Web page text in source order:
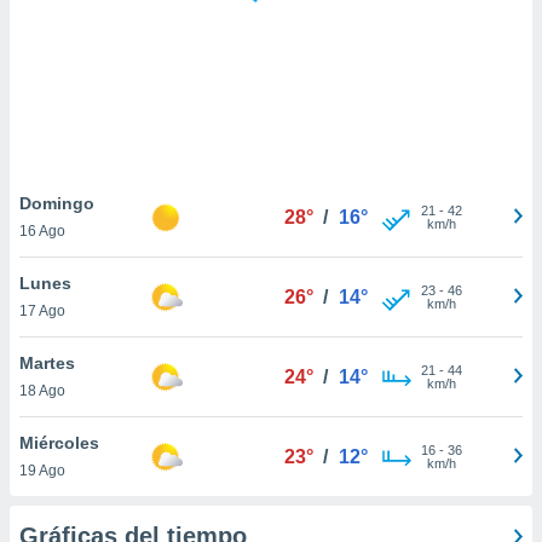
similares
como
sitio
de
traten tus
en
interés
su
Domingo
16 Ago
28° / 16° 21 - 42
km/h
Lunes
17 Ago
26° / 14° 23- 46
km/h
Martes
18 Ago
24° / 14° 21 - 44
km/h
Miércoles
19 Ago
23° / 12° 16- 36
km/h
Gráficas del tiempo